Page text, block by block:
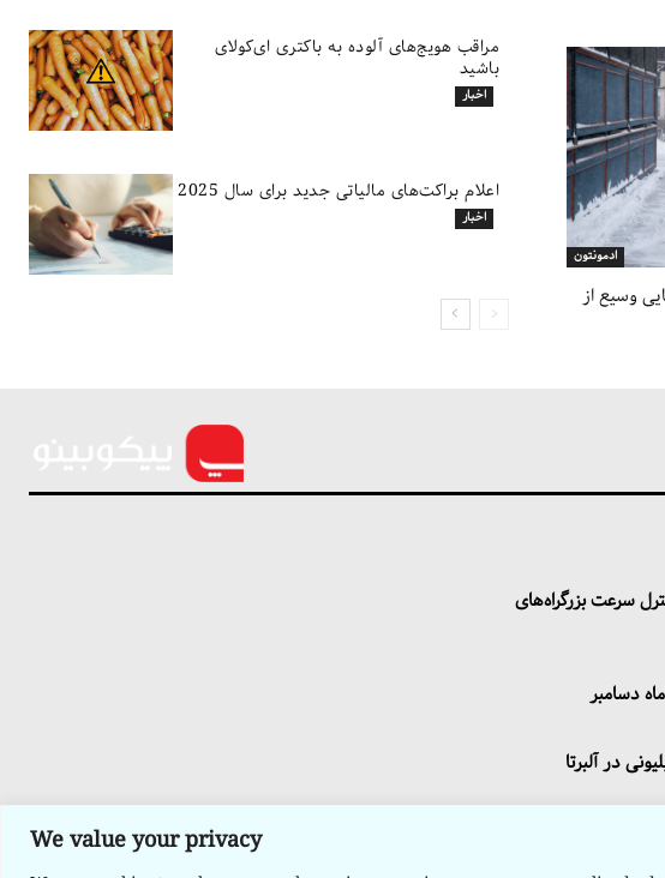
We value your privacy
مراقب هویج‌های آلوده به باکتری ای‌کولای
باشید
اخبار
اعلام براکت‌های مالیاتی جدید برای سال 2025
اخبار
ادمونتون
وسیع از
سرعت بزرگراه‌های
دسامبر
در آلبرتا